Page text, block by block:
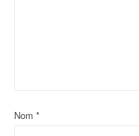
Nom *